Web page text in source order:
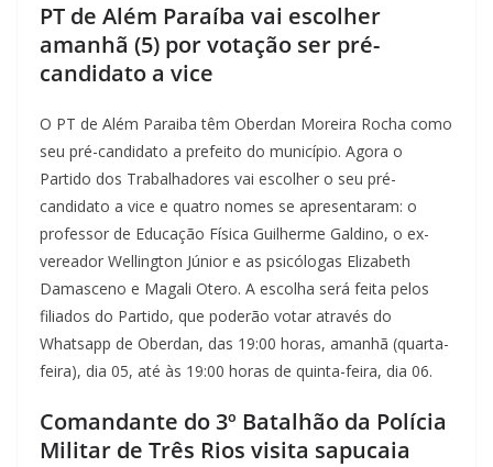
PT de Além Paraíba vai escolher
amanhã (5) por votação ser pré-
candidato a vice
O PT de Além Paraiba têm Oberdan Moreira Rocha como
seu pré-candidato a prefeito do município. Agora o
Partido dos Trabalhadores vai escolher o seu pré-
candidato a vice e quatro nomes se apresentaram: o
professor de Educação Física Guilherme Galdino, o ex-
vereador Wellington Júnior e as psicólogas Elizabeth
Damasceno e Magali Otero. A escolha será feita pelos
filiados do Partido, que poderão votar através do
Whatsapp de Oberdan, das 19:00 horas, amanhã (quarta-
feira), dia 05, até às 19:00 horas de quinta-feira, dia 06.
Comandante do 3º Batalhão da Polícia
Militar de Três Rios visita sapucaia